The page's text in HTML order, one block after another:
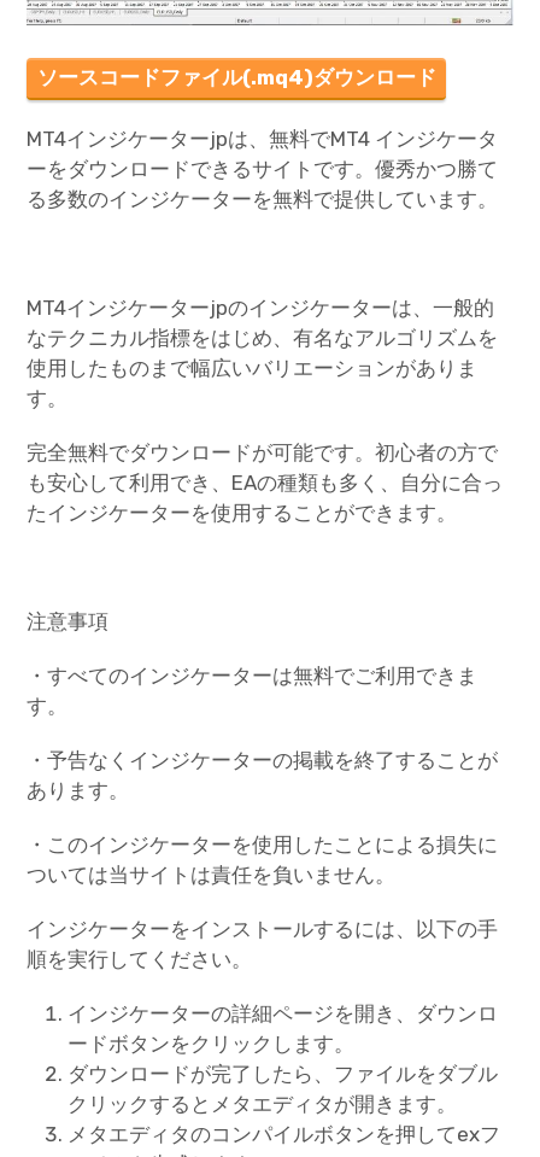
ソースコードファイル(.mq4)ダウンロード
MT4インジケーターjpは、無料でMT4 インジケータ
ーをダウンロードできるサイトです。優秀かつ勝て
る多数のインジケーターを無料で提供しています。
MT4インジケーターjpのインジケーターは、一般的
なテクニカル指標をはじめ、有名なアルゴリズムを
使用したものまで幅広いバリエーションがありま
す。
完全無料でダウンロードが可能です。初心者の方で
も安心して利用でき、EAの種類も多く、自分に合っ
たインジケーターを使用することができます。
注意事項
・すべてのインジケーターは無料でご利用できま
す。
・予告なくインジケーターの掲載を終了することが
あります。
・このインジケーターを使用したことによる損失に
ついては当サイトは責任を負いません。
インジケーターをインストールするには、以下の手
順を実行してください。
インジケーターの詳細ページを開き、ダウンロ
ードボタンをクリックします。
ダウンロードが完了したら、ファイルをダブル
クリックするとメタエディタが開きます。
メタエディタのコンパイルボタンを押してexフ